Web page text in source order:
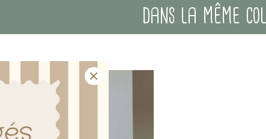
dans la même collection